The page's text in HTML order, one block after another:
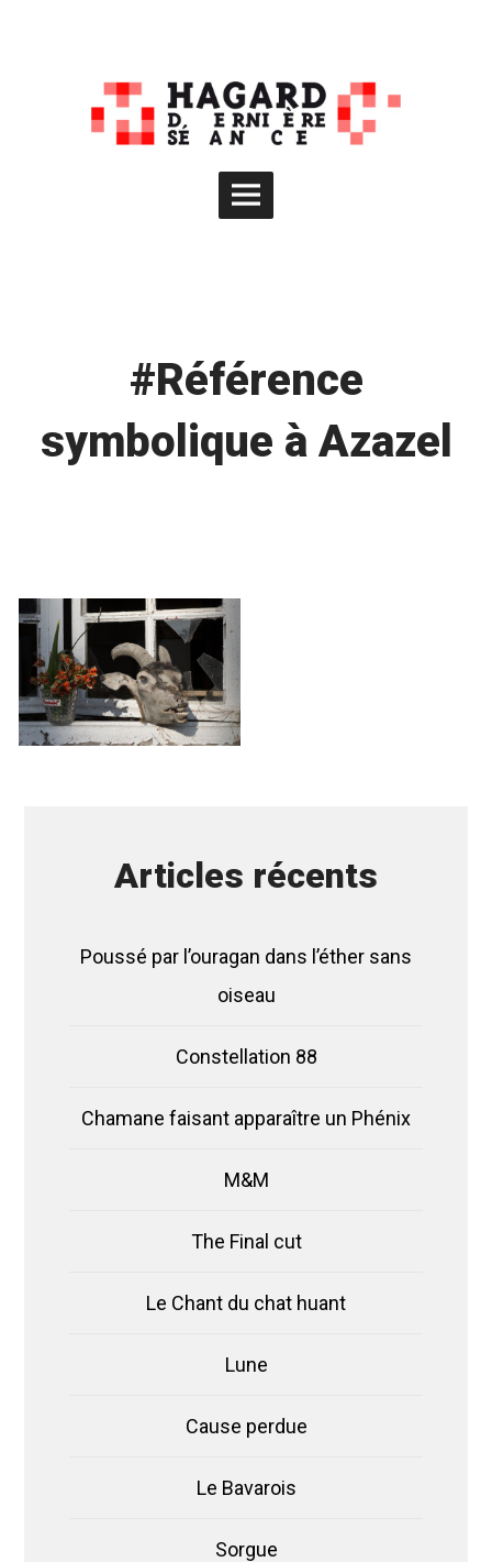
Main
#Référence
symbolique à Azazel
Articles récents
Poussé par l’ouragan dans l’éther sans
oiseau
Constellation 88
Chamane faisant apparaître un Phénix
M&M
The Final cut
Le Chant du chat huant
Lune
Cause perdue
Le Bavarois
Sorgue